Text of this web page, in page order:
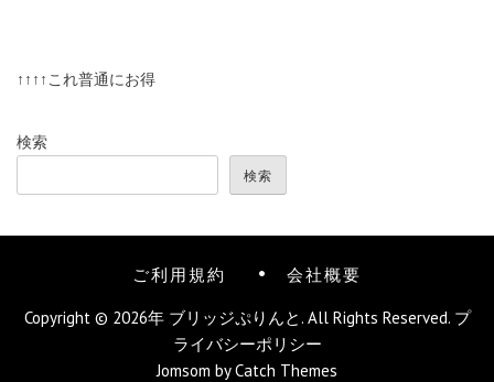
↑↑↑↑これ普通にお得
検索
検索
ご利用規約 会社概要
Copyright © 2026年 ブリッジぷりんと. All Rights Reserved. プ
ライバシーポリシー
Jomsom byCatch Themes